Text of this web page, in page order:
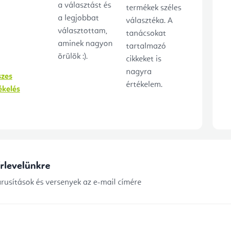
a választást és
a legjobbat
választottam,
aminek nagyon
örülök :).
termékek széles
választéka. A
tanácsokat
tartalmazó
cikkeket is
nagyra
értékelem.
és versenyek az e-mail címére